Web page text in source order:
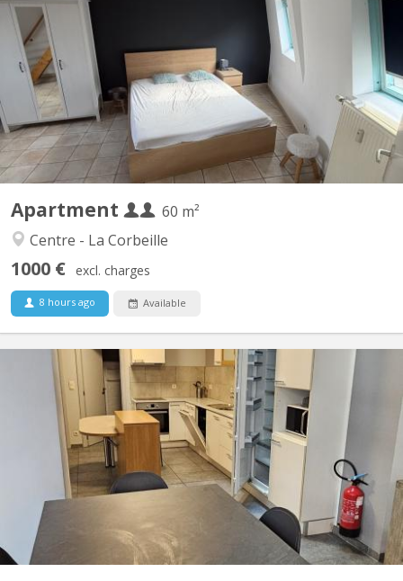
Apartment
60 m²
Centre - La Corbeille
1000 € excl. charges
8 hours ago Available
Appartement 3ième étage séjour + cuisine+ 1 grande chambre +
1 pièce au 4ième Appartement non meublé
KN 4393
Dans le centre de Namur Rue Galliot 18. Disponible uniquement
pour jeunes travailleurs !!! Pas d'étudiant svp!!! Reste une
chambres meublée avec evier , 2 wc et 2 douches communes
pour 4 chambres Immeuble rénové . Les charges (eau-gaz-
électricité), le mobilier et internet via wifi ou câble...